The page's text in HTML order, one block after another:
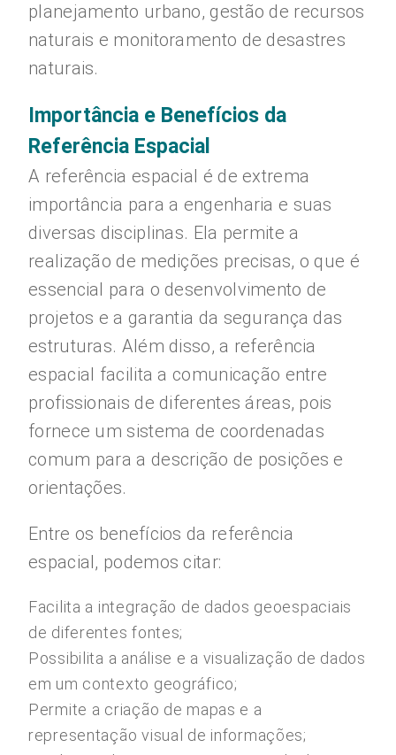
planejamento urbano, gestão de recursos
naturais e monitoramento de desastres
naturais.
Importância e Benefícios da
Referência Espacial
A referência espacial é de extrema
importância para a engenharia e suas
diversas disciplinas. Ela permite a
realização de medições precisas, o que é
essencial para o desenvolvimento de
projetos e a garantia da segurança das
estruturas. Além disso, a referência
espacial facilita a comunicação entre
profissionais de diferentes áreas, pois
fornece um sistema de coordenadas
comum para a descrição de posições e
orientações.
Entre os benefícios da referência
espacial, podemos citar:
Facilita a integração de dados geoespaciais
de diferentes fontes;
Possibilita a análise e a visualização de dados
em um contexto geográfico;
Permite a criação de mapas e a
representação visual de informações;